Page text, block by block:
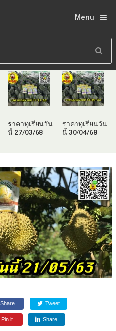
Menu
ราคาทุเรียนวัน
นี้ 27/03/68
ราคาทุเรียนวัน
นี้ 30/04/68
Share Tweet
Pin it Share